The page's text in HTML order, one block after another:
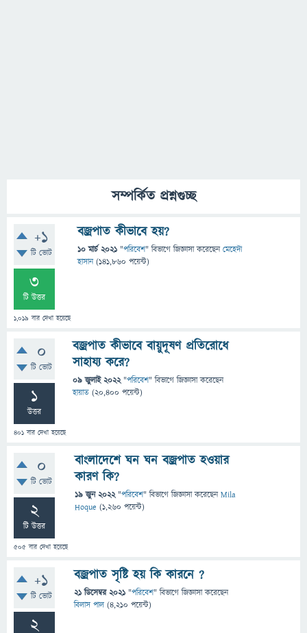
সম্পর্কিত প্রশ্নগুচ্ছ
+1
টি ভোট
3
টি উত্তর
1,019 বার দেখা হয়েছে
বজ্রপাত কীভাবে হয়?
10 মার্চ 2021 "পরিবেশ" বিভাগে জিজ্ঞাসাকরেছেনমেহেদী
হাসান (141,860 পয়েন্ট)
0
টি ভোট
1
উত্তর
401 বার দেখা হয়েছে
বজ্রপাত কীভাবে বায়ুদূষণ প্রতিরোধে
সাহায্য করে?
09 জুলাই 2022 "পরিবেশ" বিভাগে জিজ্ঞাসাকরেছেন
হায়াত (20,400 পয়েন্ট)
0
টি ভোট
2
টি উত্তর
505 বার দেখা হয়েছে
বাংলাদেশে ঘন ঘন বজ্রপাত হওয়ার
কারণ কি?
19 জুন 2022 "পরিবেশ" বিভাগে জিজ্ঞাসাকরেছেনMila
Hoque (1,260 পয়েন্ট)
+1
টি ভোট
2
বজ্রপাত সৃষ্টি হয় কি কারনে ?
21 ডিসেম্বর 2021 "পরিবেশ" বিভাগে জিজ্ঞাসাকরেছেন
বিলাস পাল (4,210 পয়েন্ট)